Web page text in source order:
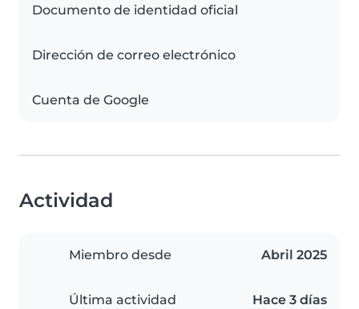
Documento de identidad oficial
Dirección de correo electrónico
Cuenta de Google
Actividad
Miembro desde Abril 2025
Última actividad Hace 3 días